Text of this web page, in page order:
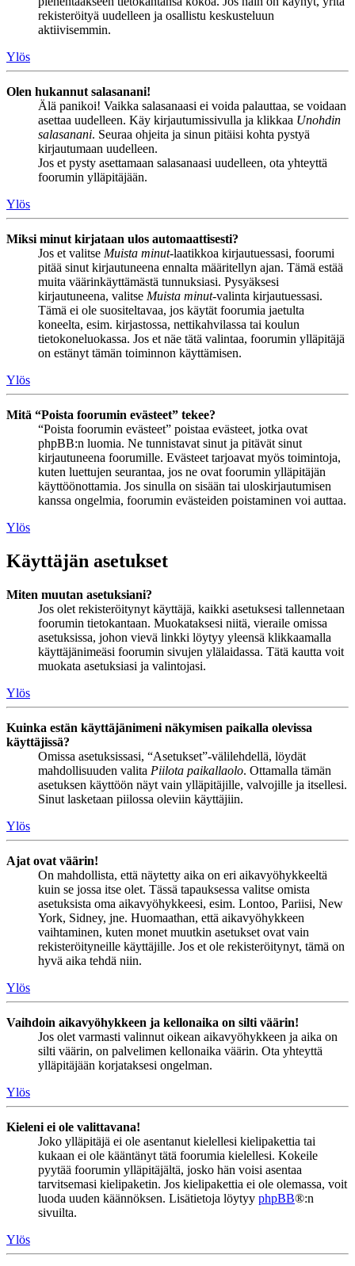
rekisteröityä uudelleen ja osallistu keskusteluun
aktiivisemmin.
Ylös
Olen hukannut salasanani!
Älä panikoi! Vaikka salasanaasi ei voida palauttaa, se voidaan
asettaa uudelleen. Käy kirjautumissivulla ja klikkaa Unohdin
salasanani. Seuraa ohjeita ja sinun pitäisi kohta pystyä
kirjautumaan uudelleen.
Jos et pysty asettamaan salasanaasi uudelleen, ota yhteyttä
foorumin ylläpitäjään.
Ylös
Miksi minut kirjataan ulos automaattisesti?
Jos et valitse Muista minut-laatikkoa kirjautuessasi, foorumi
pitää sinut kirjautuneena ennalta määritellyn ajan. Tämä estää
muita väärinkäyttämästä tunnuksiasi. Pysyäksesi
kirjautuneena, valitse Muista minut-valinta kirjautuessasi.
Tämä ei ole suositeltavaa, jos käytät foorumia jaetulta
koneelta, esim. kirjastossa, nettikahvilassa tai koulun
tietokoneluokassa. Jos et näe tätä valintaa, foorumin ylläpitäjä
on estänyt tämän toiminnon käyttämisen.
Ylös
Mitä “Poista foorumin evästeet” tekee?
“Poista foorumin evästeet” poistaa evästeet, jotka ovat
phpBB:n luomia. Ne tunnistavat sinut ja pitävät sinut
kirjautuneena foorumille. Evästeet tarjoavat myös toimintoja,
kuten luettujen seurantaa, jos ne ovat foorumin ylläpitäjän
käyttöönottamia. Jos sinulla on sisään tai uloskirjautumisen
kanssa ongelmia, foorumin evästeiden poistaminen voi auttaa.
Ylös
Käyttäjän asetukset
Miten muutan asetuksiani?
Jos olet rekisteröitynyt käyttäjä, kaikki asetuksesi tallennetaan
foorumin tietokantaan. Muokataksesi niitä, vieraile omissa
asetuksissa, johon vievä linkki löytyy yleensä klikkaamalla
käyttäjänimeäsi foorumin sivujen ylälaidassa. Tätä kautta voit
muokata asetuksiasi ja valintojasi.
Ylös
Kuinka estän käyttäjänimeni näkymisen paikalla olevissa
käyttäjissä?
Omissa asetuksissasi, “Asetukset”-välilehdellä, löydät
mahdollisuuden valita Piilota paikallaolo. Ottamalla tämän
asetuksen käyttöön näyt vain ylläpitäjille, valvojille ja itsellesi.
Sinut lasketaan piilossa oleviin käyttäjiin.
Ylös
Ajat ovat väärin!
On mahdollista, että näytetty aika on eri aikavyöhykkeeltä
kuin se jossa itse olet. Tässä tapauksessa valitse omista
asetuksista oma aikavyöhykkeesi, esim. Lontoo, Pariisi, New
York, Sidney, jne. Huomaathan, että aikavyöhykkeen
vaihtaminen, kuten monet muutkin asetukset ovat vain
rekisteröityneille käyttäjille. Jos et ole rekisteröitynyt, tämä on
hyvä aika tehdä niin.
Ylös
Vaihdoin aikavyöhykkeen ja kellonaika on silti väärin!
Jos olet varmasti valinnut oikean aikavyöhykkeen ja aika on
silti väärin, on palvelimen kellonaika väärin. Ota yhteyttä
ylläpitäjään korjataksesi ongelman.
Ylös
Kieleni ei ole valittavana!
Joko ylläpitäjä ei ole asentanut kielellesi kielipakettia tai
kukaan ei ole kääntänyt tätä foorumia kielellesi. Kokeile
pyytää foorumin ylläpitäjältä, josko hän voisi asentaa
tarvitsemasi kielipaketin. Jos kielipakettia ei ole olemassa, voit
luoda uuden käännöksen. Lisätietoja löytyy phpBB®:n
sivuilta.
Ylös